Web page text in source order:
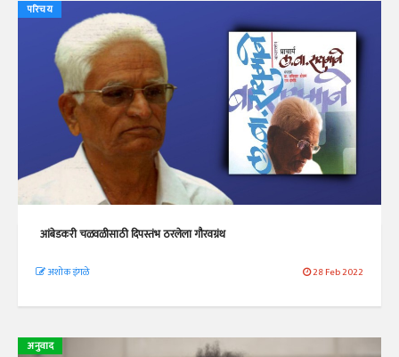
परिचय
आंबेडकरी चळवळीसाठी दिपस्तंभ ठरलेला गौरवग्रंथ
अशोक इंगळे 28 Feb 2022
अनुवाद